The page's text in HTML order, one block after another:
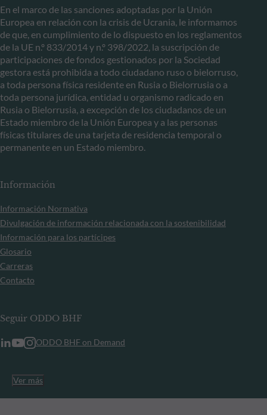
En el marco de las sanciones adoptadas por la Unión
Europea en relación con la crisis de Ucrania, le informamos
de que, en cumplimiento de lo dispuesto en los reglamentos
de la UE n.º 833/2014 y n.º 398/2022, la suscripción de
participaciones de fondos gestionados por la Sociedad
gestora está prohibida a todo ciudadano ruso o bielorruso,
a toda persona física residente en Rusia o Bielorrusia o a
toda persona jurídica, entidad u organismo radicado en
Rusia o Bielorrusia, a excepción de los ciudadanos de un
Estado miembro de la Unión Europea y a las personas
físicas titulares de una tarjeta de residencia temporal o
permanente en un Estado miembro.
Información
Información Normativa
Divulgación de información relacionada con la sostenibilidad
Información para los partícipes
Glosario
Carreras
Contacto
Seguir ODDO BHF
ODDO BHF on Demand
Ver más